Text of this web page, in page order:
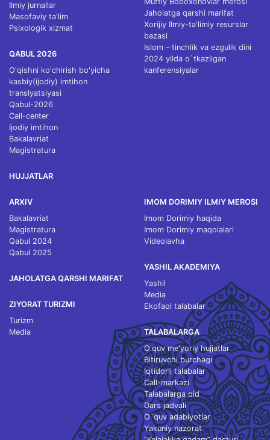
Ilmiy jurnallar
Masofaviy ta'lim
Psixologik xizmat
QABUL 2026
O'qishni ko'chirish bo'yicha
kasbiy(ijodiy) imtihon
translyatsiyasi
Qabul-2026
Call-center
Ijodiy imtihon
Bakalavriat
Magistratura
HUJJATLAR
Jaholatga qarshi marifat
Xorijiy Ilmiy-ta'limiy resurslar
bazasi
Islom – tinchlik va ezgulik dini
2024 yilda o`tkazilgan
kanferensiyalar
ARXIV
Bakalavriat
Magistratura
Qabul 2024
Qabul 2025
JAHOLATGA QARSHI MARIFAT
ZIYORAT TURIZMI
Turizm
Media
IMOM DORIMIY ILMIY MEROSI
Imom Dorimiy haqida
Imom Dorimiy maqolalari
Videolavha
YASHIL AKADEMIYA
Yashil
Media
Ekofaol talabalar
TALABALARGA
O‘quv me'yoriy hujjatlar
Bitiruvchi burchagi
Iqtidorli talabalar
Call-markazi
Talabalarga oid
Dars jadvali
O`quv adabiyotlar
Yakuniy nazorat